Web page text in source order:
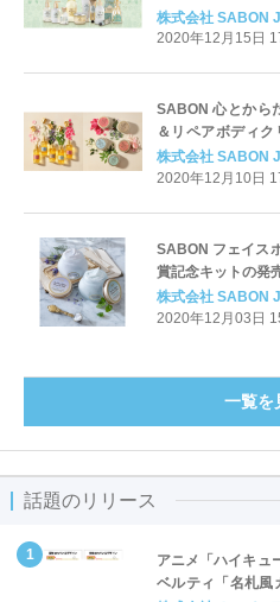
26日(土)新発売！
株式会社 SABON
2020年12月15日
SABON 心とから
＆リペアボディ
発売！
株式会社 SABON
2020年12月10日
SABON フェイス
賞記念キットの発
株式会社 SABON
2020年12月03日
一覧を
話題のリリース
アニメ「ハイキュ
ベルティ「名札風